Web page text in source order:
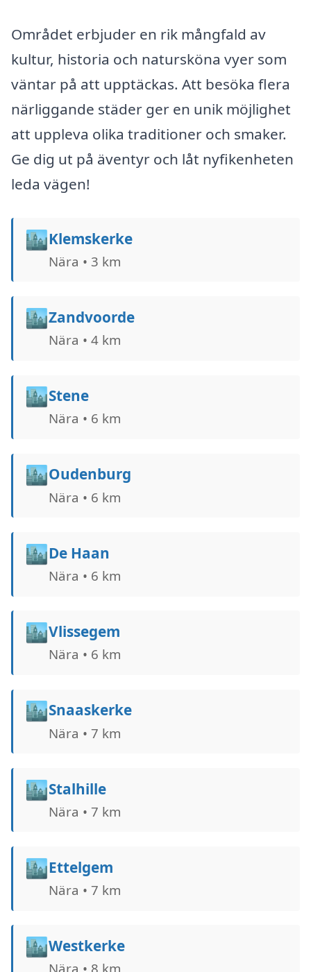
Området erbjuder en rik mångfald av
kultur, historia och natursköna vyer som
väntar på att upptäckas. Att besöka flera
närliggande städer ger en unik möjlighet
att uppleva olika traditioner och smaker.
Ge dig ut på äventyr och låt nyfikenheten
leda vägen!
🏙️Klemskerke
Nära • 3 km
🏙️Zandvoorde
Nära • 4 km
🏙️Stene
Nära • 6 km
🏙️Oudenburg
Nära • 6 km
🏙️De Haan
Nära • 6 km
🏙️Vlissegem
Nära • 6 km
🏙️Snaaskerke
Nära • 7 km
🏙️Stalhille
Nära • 7 km
🏙️Ettelgem
Nära • 7 km
🏙️Westkerke
Nära • 8 km